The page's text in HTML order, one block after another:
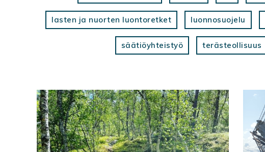
lasten ja nuorten luontoretket luonnosuojelu
säätiöyhteistyö terästeollisuus